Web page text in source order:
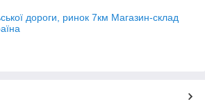
дороги, ринок 7км Магазин-склад